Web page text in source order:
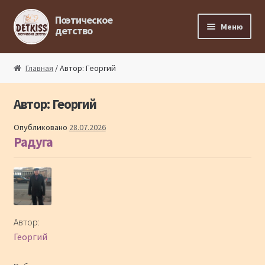
Перейти к навигации
Перейти к содержимому
Поэтическое
детство Меню
Поэтический ликбез
Детская философия
Главная / Автор: Георгий
Автор: Георгий
Опубликовано 28.07.2026
Радуга
Автор:
Георгий